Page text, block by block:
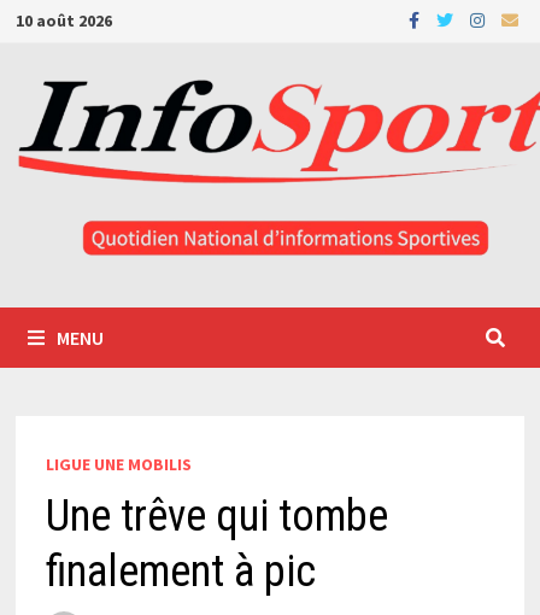
Passer
contenu
10 août 2026
MENU
LIGUE UNE MOBILIS
Une trêve qui tombe
finalement à pic